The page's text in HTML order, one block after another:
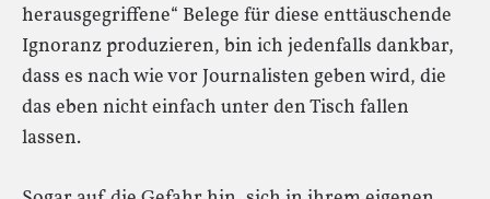
herausgegriffene“ Belege für diese enttäuschende
Ignoranz produzieren, bin ich jedenfalls dankbar,
dass es nach wie vor Journalisten geben wird, die
das eben nicht einfach unter den Tisch fallen
lassen.